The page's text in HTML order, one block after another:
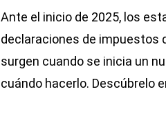
Ante el inicio de 2025, los
declaraciones de impuestos
surgen cuando se inicia un
cuándo hacerlo. Descúbrelo